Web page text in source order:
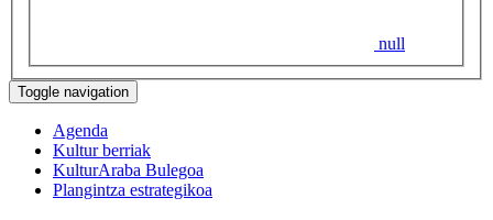
null
Toggle navigation
Agenda
Kultur berriak
KulturAraba Bulegoa
Plangintza estrategikoa